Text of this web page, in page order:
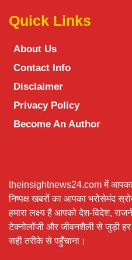
Quick Links
About Us
Contact Info
Disclaimer
Privacy Policy
Become An Author
theinsightnews24.com में आपका
निष्पक्ष खबरों का आपका भरोसेमंद
हमारा लक्ष्य है आपको देश-विदेश,
टेक्नोलॉजी और जीवनशैली से जुड़ी
सही तरीके से पहुँचाना।